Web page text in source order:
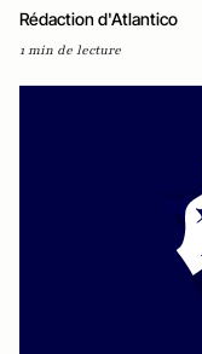
Rédaction d'Atlantico
1 min de lecture